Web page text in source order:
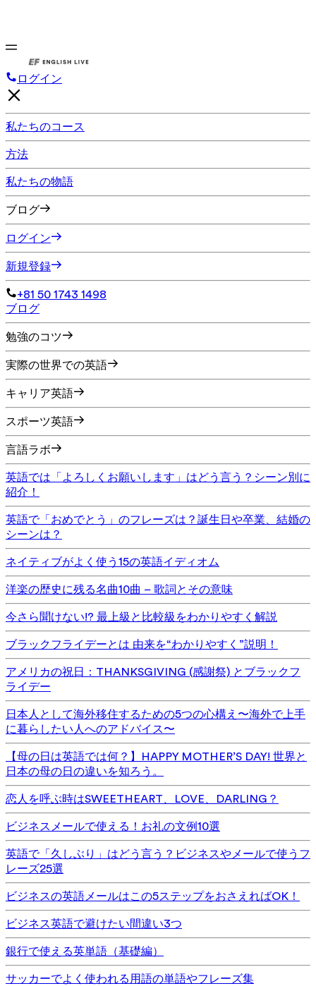
ログイン
私たちのコース
方法
私たちの物語
ブログ
ログイン
新規登録
+81 50 1743 1498
ブログ
勉強のコツ
実際の世界での英語
キャリア英語
スポーツ英語
言語ラボ
英語では「よろしくお願いします」はどう言う？シーン別に
紹介！
英語で「おめでとう」のフレーズは？誕生日や卒業、結婚の
シーンは？
ネイティブがよく使う15の英語イディオム
洋楽の歴史に残る名曲10曲 – 歌詞とその意味
今さら聞けない!? 最上級と比較級をわかりやすく解説
ブラックフライデーとは 由来を“わかりやすく”説明！
アメリカの祝日：THANKSGIVING (感謝祭) とブラックフ
ライデー
日本人として海外移住するための5つの心構え〜海外で上手
に暮らしたい人へのアドバイス〜
【母の日は英語では何？】HAPPY MOTHER’S DAY! 世界と
日本の母の日の違いを知ろう。
恋人を呼ぶ時はSWEETHEART、LOVE、DARLING？
ビジネスメールで使える！お礼の文例10選
英語で「久しぶり」はどう言う？ビジネスやメールで使うフ
レーズ25選
ビジネスの英語メールはこの5ステップをおさえればOK！
ビジネス英語で避けたい間違い3つ
銀行で使える英単語（基礎編）
サッカーでよく使われる用語の単語やフレーズ集